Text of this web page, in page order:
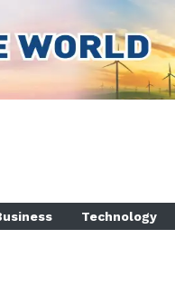
Technology